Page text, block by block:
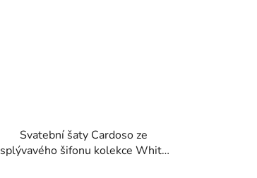
Svatební šaty Cardoso ze
splývavého šifonu kolekce White